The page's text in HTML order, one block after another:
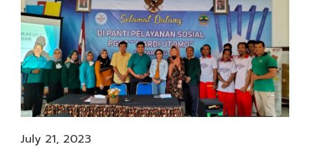
July 21, 2023